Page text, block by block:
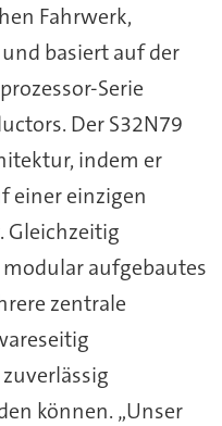
Fahrwerk,
basiert auf der
Serie
Der S32N79
indem er
einer einzigen
aufgebautes
zentrale
können. „Unser